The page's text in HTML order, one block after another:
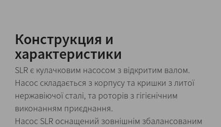
Конструкция и
характеристики
SLR є кулачковим насосом з відкритим валом.
Насос складається з корпусу та кришки з литої
нержавіючої сталі, та роторів з гігієнічним
виконанням приєднання.
Насос SLR оснащений зовнішнім збалансованим